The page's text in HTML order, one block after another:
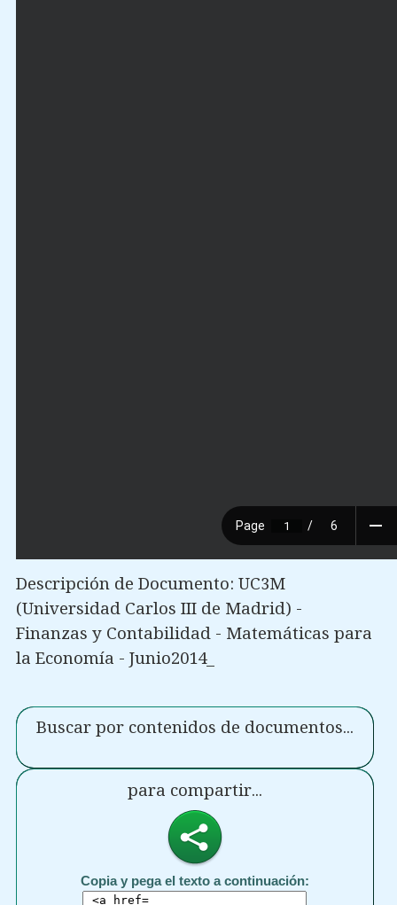
Descripción de Documento: UC3M
(Universidad Carlos III de Madrid) -
Finanzas y Contabilidad - Matemáticas para
la Economía - Junio2014_
Buscar por contenidos de documentos...
para compartir...
Copia y pega el texto a continuación: